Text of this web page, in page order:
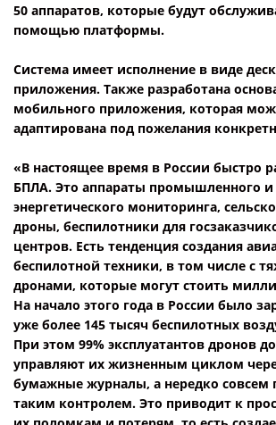
50 аппаратов, которые будут
помощью платформы.
Система имеет исполнение в виде
приложения. Также разработана
мобильного приложения, которая
адаптирована под пожелания
«В настоящее время в России быстро
БПЛА. Это аппараты промышленного и
энергетического мониторинга,
дроны, беспилотники для
центров. Есть тенденция создания
беспилотной техники, в том числе с
дронами, которые могут стоить
На начало этого года в России было
уже более 145 тысяч беспилотных
При этом 99% эксплуатантов дронов
управляют их жизненным циклом
бумажные журналы, а нередко совсем
таким контролем. Это приводит к